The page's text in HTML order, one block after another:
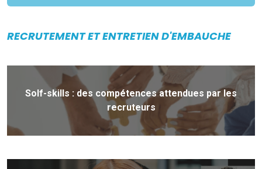
RECRUTEMENT ET ENTRETIEN D'EMBAUCHE
Solf-skills : des compétences attendues par les
recruteurs